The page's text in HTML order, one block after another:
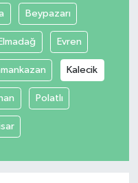
Beypazarı
Elmadağ Evren
Kalecik
Polatlı